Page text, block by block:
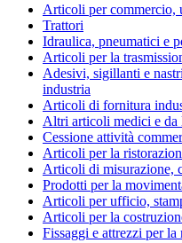
Articoli per commercio,
Trattori
Idraulica, pneumatici e
Articoli per la
Adesivi, sigillanti e
industria
Articoli di fornitura
Altri articoli medici e da
Cessione attività
Articoli per la
Articoli di misurazione,
Prodotti per la
Articoli per ufficio,
Articoli per la
Fissaggi e attrezzi per